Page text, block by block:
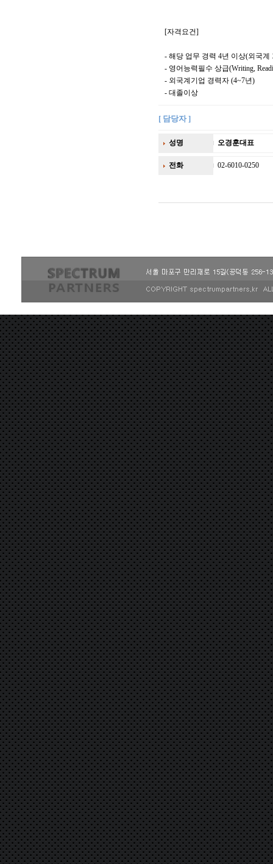
[자격요건]
- 해당 업무 경력 4년 이상(외국계
- 영어능력필수 상급(Writing,
- 외국계기업 경력자 (4~7년)
- 대졸이상
[ 담당자 ]
성명 오경훈대표
전화 02-6010-0250